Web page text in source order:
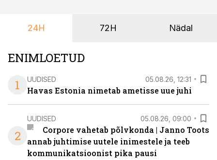
24H 72H Nädal
ENIMLOETUD
1
UUDISED 05.08.26, 12:31
Havas Estonia nimetab ametisse uue juhi
2
UUDISED 05.08.26, 09:00
Corpore vahetab põlvkonda | Janno Toots
annab juhtimise uutele inimestele ja teeb
kommunikatsioonist pika pausi